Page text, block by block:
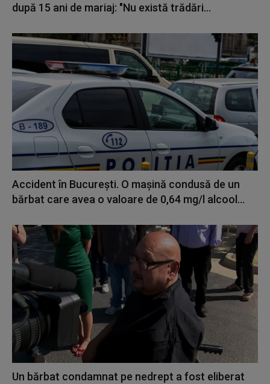
după 15 ani de mariaj: "Nu există trădări...
Accident în Bucureşti. O maşină condusă de un
bărbat care avea o valoare de 0,64 mg/l alcool...
Un bărbat condamnat pe nedrept a fost eliberat